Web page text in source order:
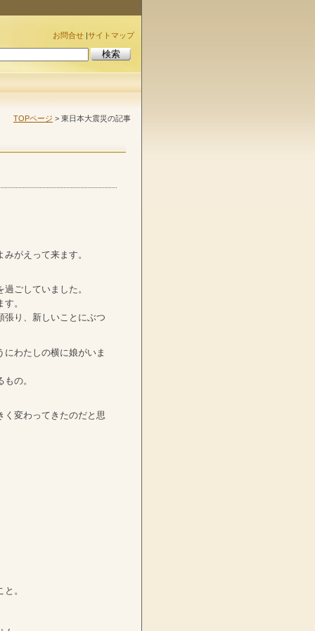
お問合せ |サイトマップ
TOPページ > 東日本大震災の記事
がえって来ます。
ごしていました。
。
張り、新しいことにぶつ
わたしの横に娘がいま
の。
く変わってきたのだと思
。